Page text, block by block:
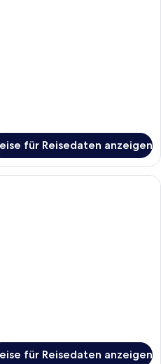
für Reisedaten anzeigen
Ein Hotelzimmer mit einem großen
für Reisedaten anzeigen